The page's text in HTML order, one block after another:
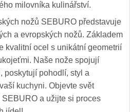
milovníka kulinářství.
nožů SEBURO představuje
a evropských nožů. Základem
kvalitní ocel s unikátní geometrií
Naše nože spojují
poskytují pohodlí, styl a
kuchyni. Objevte svět
a užijte si proces